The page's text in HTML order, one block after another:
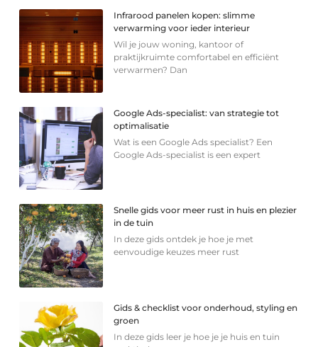
Infrarood panelen kopen: slimme
verwarming voor ieder interieur
Wil je jouw woning, kantoor of
praktijkruimte comfortabel en efficiënt
verwarmen? Dan
Google Ads-specialist: van strategie tot
optimalisatie
Wat is een Google Ads specialist? Een
Google Ads-specialist is een expert
Snelle gids voor meer rust in huis en plezier
in de tuin
In deze gids ontdek je hoe je met
eenvoudige keuzes meer rust
Gids & checklist voor onderhoud, styling en
groen
In deze gids leer je hoe je je huis en tuin